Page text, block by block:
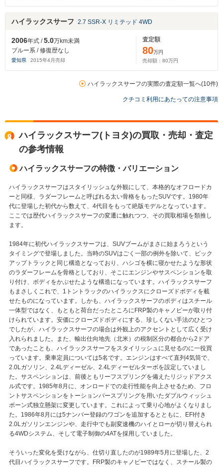
ハイラックスサーフ 2.7 SSR-X リミテッド 4WD
2006年式 /5.0万km未満
ブルー系 / 修復歴なし
愛知県 2015年4月売却
査定額
80万円
売却額： 80万円
ハイラックスサーフの実際の査定額一覧へ(10件)
クチコミ利用にあたっての注意事項
ハイラックスサーフ(トヨタ)の買取・売却・査定
の参考情報
ハイラックスサーフの特徴・バリエーション
ハイラックスサーフはスタイリッシュな外観にして、本格的なオフロードカ
ーと同様、ラダーフレームと呼ばれる太い骨格をもったSUVです。1980年
代に登場した初代から数えて、4代目をもって絶版モデルとなっています。
ここでは歴代ハイラックスサーフの変遷に触れつつ、その買取相場を類推し
ます。
1984年に初代ハイラックスサーフは、SUVブームがまさに始まろうという
タイミングで登場しました。当時のSUVはごく一部の例外を除いて、ピック
アップトラックと同じ構造となっており、ハシゴを横に寝かせたような形状
のラダーフレームを骨格としており、そこにエンジンやサスペンションを取
り付け、ボディをかぶせたような構造になっています。ハイラックスサーフ
もまさしくこれで、1トントラックのハイラックスにクローズドボディを載
せたものになっています。しかも、ハイラックスサーフのボディはスチール
一体型ではなく、もともと荷台だったところにFRP製のキャノピーが取り付
けられています。安価にクローズドボディにする、珍しくない手法のひとつ
でしたが、ハイラックスサーフの場合は外観上のアクセントとして広く受け
入れられました。また、輸出仕向地先（北米）の税制区分の都合から2ドア
であったことも、ハイラックスサーフをスタイリッシュに見せるのに一役買
っています。乗車定員については5名です。エンジンはすべて直列4気筒で、
2.0Lガソリン、2.4Lディーゼル、2.4Lディーゼルターボを設定していまし
た。サスペンションは、前後ともリーフスプリングを備えたリジッドアクス
ル式です。1985年8月に、オンロードでの走行性能を向上させるため、フロ
ントサスペンションをトーションバースプリングを用いたダブルウィッシュ
ボーン式独立懸架に変更しています。これによって乗り心地がよくなりまし
た。1986年8月には5ナンバー登録のワゴンを追加するとともに、EFI付き
2.0Lガソリンエンジンや、走行中でも副変速機のハイとローが切り替えられ
る4WDシステム、そして電子制御の4ATを採用していました。
そういった変化を受けながら、仕切り直したのが1989年5月に登場した、2
代目ハイラックスサーフです。FRP製のキャノピーではなく、スチール製の